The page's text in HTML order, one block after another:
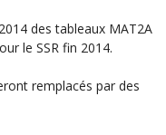
des tableaux MAT2A
le SSR fin 2014.
remplacés par des